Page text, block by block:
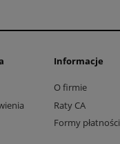
Informacje
O firmie
Raty CA
Formy płatności